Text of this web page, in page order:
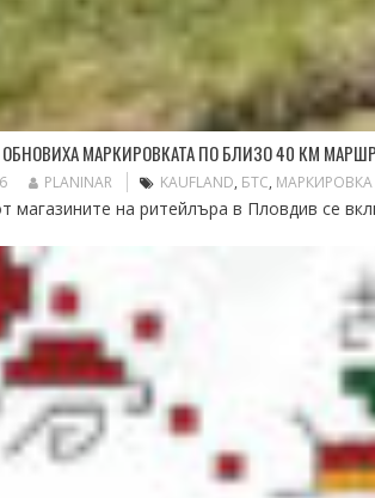
ОБНОВИХА МАРКИРОВКАТА ПО БЛИЗО 40 КМ
PLANINAR KAUFLAND, БТС, МАРКИРОВКА
магазините на ритейлъра в Пловдив се